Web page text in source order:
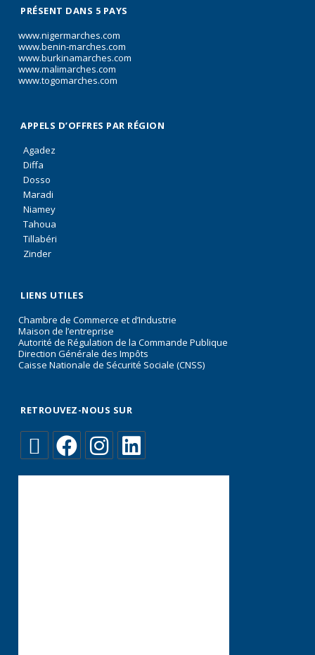
PRÉSENT DANS 5 PAYS
www.nigermarches.com
www.benin-marches.com
www.burkinamarches.com
www.malimarches.com
www.togomarches.com
APPELS D’OFFRES PAR RÉGION
Agadez
Diffa
Dosso
Maradi
Niamey
Tahoua
Tillabéri
Zinder
LIENS UTILES
Chambre de Commerce et d’Industrie
Maison de l’entreprise
Autorité de Régulation de la Commande Publique
Direction Générale des Impôts
Caisse Nationale de Sécurité Sociale (CNSS)
RETROUVEZ-NOUS SUR